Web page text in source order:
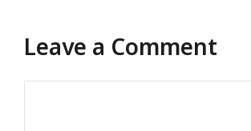
Leave a Comment